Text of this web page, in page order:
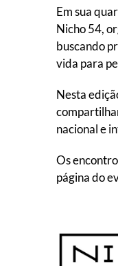
Em sua
Nicho 54,
buscando
vida para
Nesta
nacional e
Os
página do